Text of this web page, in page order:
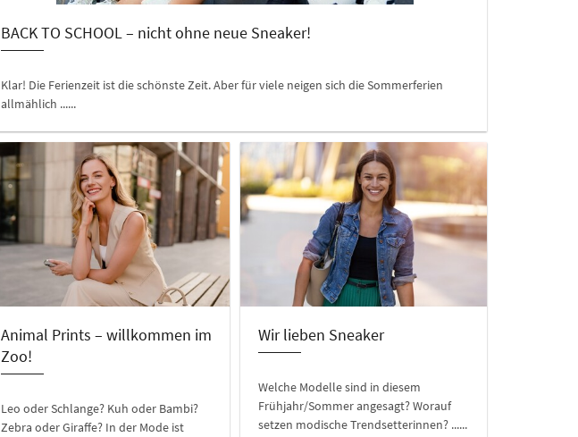
BACK TO SCHOOL – nicht ohne neue Sneaker!
Klar! Die Ferienzeit ist die schönste Zeit. Aber für viele neigen sich die Sommerferien
allmählich ......
Animal Prints – willkommen im
Zoo!
Leo oder Schlange? Kuh oder Bambi?
Zebra oder Giraffe? In der Mode ist
Wir lieben Sneaker
Welche Modelle sind in diesem
Frühjahr/Sommer angesagt? Worauf
setzen modische Trendsetterinnen? ......